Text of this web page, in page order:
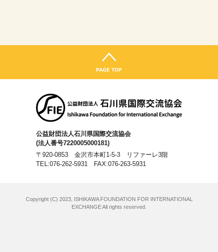
公益財団法人石川県国際交流協会
(法人番号7220005000181)
〒920-0853 金沢市本町1-5-3 リファーレ3階
TEL:076-262-5931
FAX:076-263-5931
Copyright (C) 2023, ISHIKAWA FOUNDATION FOR INTERNATIONAL
EXCHANGE All rights reserved.